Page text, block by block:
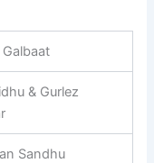
& Gurlez
Sandhu